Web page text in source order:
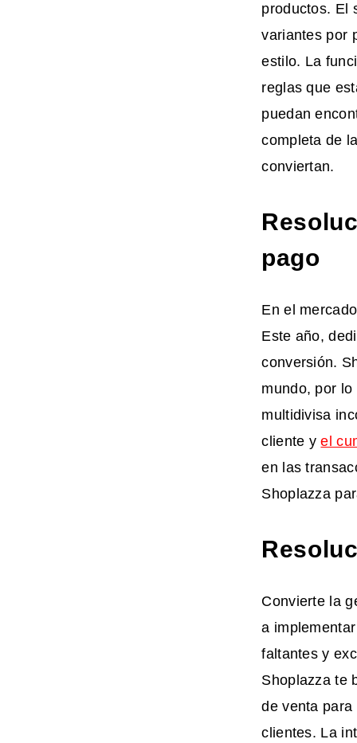
productos. El
variantes por
estilo. La
reglas que
puedan
completa de
conviertan.
pago
En el
Este año,
conversión.
mundo, por
multidivisa
cliente yel
en las
Shoplazza
Convierte la
a
faltantes y
Shoplazza te
de venta
clientes. La